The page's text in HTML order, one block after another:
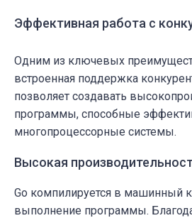
Эффективная работа с
Одним из ключевых
встроенная поддержка
позволяет создавать
программы, способные
многопроцессорные системы.
Высокая
Go компилируется в машинный
выполнение программы.